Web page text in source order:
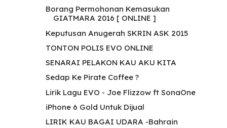
Borang Permohonan Kemasukan
GIATMARA 2016 [ ONLINE ]
Keputusan Anugerah SKRIN ASK 2015
TONTON POLIS EVO ONLINE
SENARAI PELAKON KAU AKU KITA
Sedap Ke Pirate Coffee ?
Lirik Lagu EVO - Joe Flizzow ft SonaOne
iPhone 6 Gold Untuk Dijual
LIRIK KAU BAGAI UDARA -Bahrain